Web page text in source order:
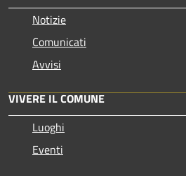
Notizie
Comunicati
Avvisi
VIVERE IL COMUNE
Luoghi
Eventi